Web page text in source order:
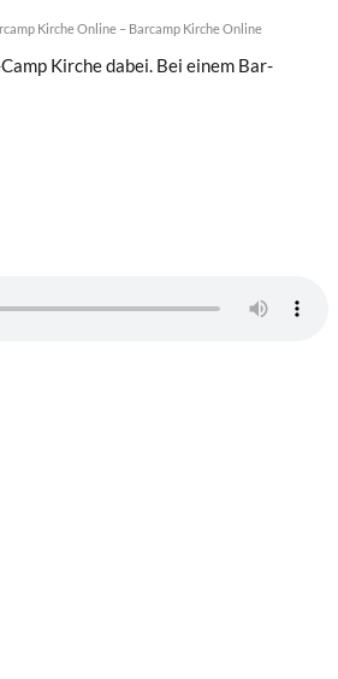
Kirche Online – Barcamp Kirche Online
Kirche dabei. Bei einem Bar-